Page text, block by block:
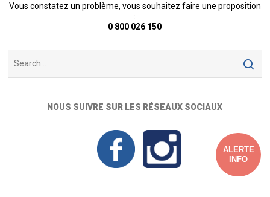
Vous constatez un problème, vous souhaitez faire une proposition
:
0 800 026 150
NOUS SUIVRE SUR LES RÉSEAUX SOCIAUX
ALERTE
INFO